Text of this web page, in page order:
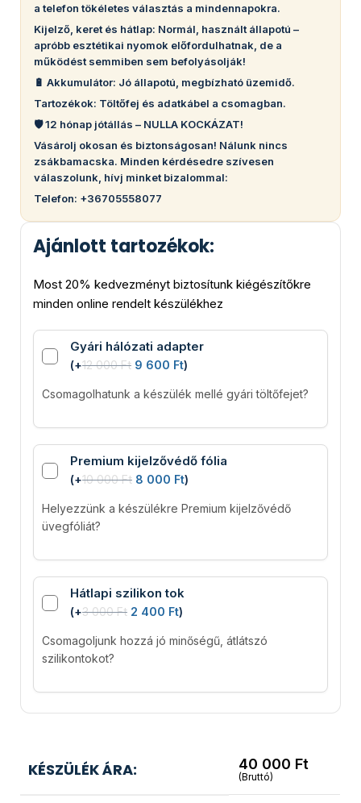
a telefon tökéletes választás a mindennapokra.
Kijelző, keret és hátlap: Normál, használt állapotú –
apróbb esztétikai nyomok előfordulhatnak, de a
működést semmiben sem befolyásolják!
🔋 Akkumulátor: Jó állapotú, megbízható üzemidő.
Tartozékok: Töltőfej és adatkábel a csomagban.
🛡️ 12 hónap jótállás – NULLA KOCKÁZAT!
Vásárolj okosan és biztonságosan! Nálunk nincs
zsákbamacska. Minden kérdésedre szívesen
válaszolunk, hívj minket bizalommal:
Telefon: +36705558077
Ajánlott tartozékok:
Most 20% kedvezményt biztosítunk kiégészítőkre
minden online rendelt készülékhez
Gyári hálózati adapter
(+12 000Ft 9 600 Ft)
Csomagolhatunk a készülék mellé gyári töltőfejet?
Premium kijelzővédő fólia
(+10 000Ft 8 000 Ft)
Helyezzünk a készülékre Premium kijelzővédő
üvegfóliát?
Hátlapi szilikon tok
(+3 000Ft 2 400 Ft)
Csomagoljunk hozzá jó minőségű, átlátszó
szilikontokot?
KÉSZÜLÉK ÁRA: 40 000 Ft
(Bruttó)